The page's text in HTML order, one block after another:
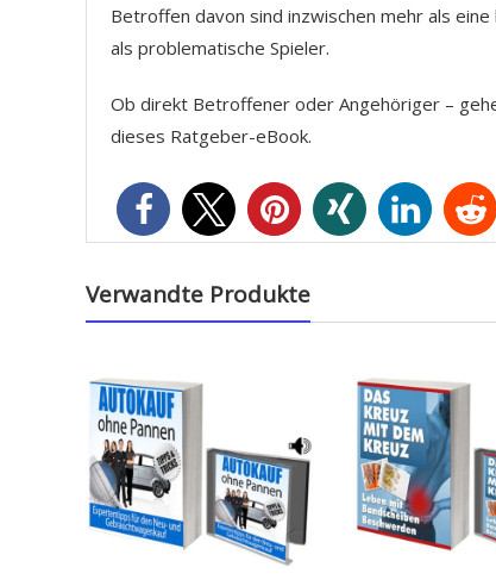
Betroffen davon sind inzwischen mehr als
als problematische Spieler.
Ob direkt Betroffener oder Angehöriger –
dieses Ratgeber-eBook.
Verwandte Produkte